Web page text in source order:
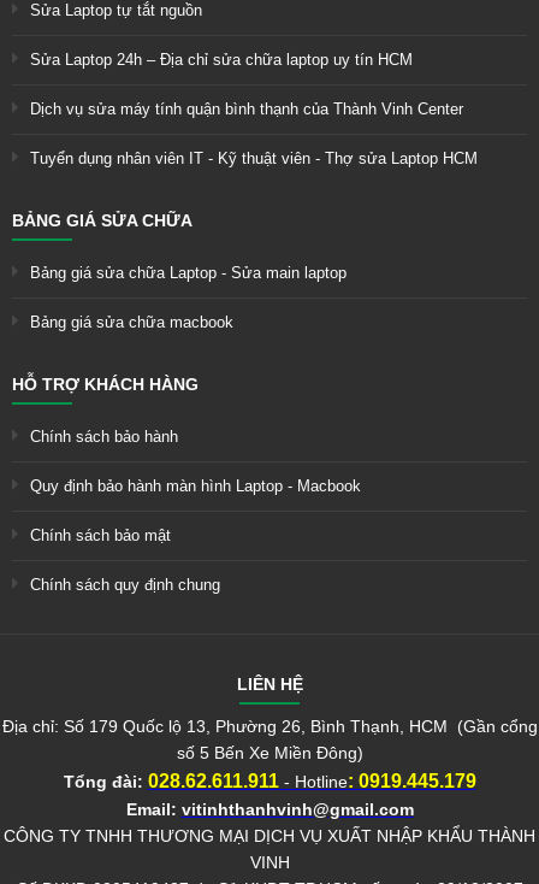
Sửa Laptop tự tắt nguồn
Sửa Laptop 24h – Địa chỉ sửa chữa laptop uy tín HCM
Dịch vụ sửa máy tính quận bình thạnh của Thành Vinh Center
Tuyển dụng nhân viên IT - Kỹ thuật viên - Thợ sửa Laptop HCM
BẢNG GIÁ SỬA CHỮA
Bảng giá sửa chữa Laptop - Sửa main laptop
Bảng giá sửa chữa macbook
HỖ TRỢ KHÁCH HÀNG
Chính sách bảo hành
Quy định bảo hành màn hình Laptop - Macbook
Chính sách bảo mật
Chính sách quy định chung
LIÊN HỆ
Địa chỉ: Số 179 Quốc lộ 13, Phường 26, Bình Thạnh, HCM (Gần cổng
số 5 Bến Xe Miền Đông)
Tổng đài: 028.62.611.911 - Hotline: 0919.445.179
Email: vitinhthanhvinh@gmail.com
CÔNG TY TNHH THƯƠNG MẠI DỊCH VỤ XUẤT NHẬP KHẨU THÀNH
VINH